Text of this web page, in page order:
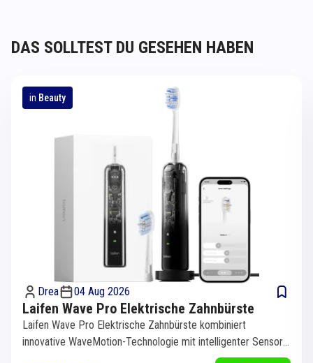
DAS SOLLTEST DU GESEHEN HABEN
in Beauty
Drea 04 Aug 2026
Laifen Wave Pro Elektrische Zahnbürste
Laifen Wave Pro Elektrische Zahnbürste kombiniert
innovative WaveMotion-Technologie mit intelligenter Sensorik